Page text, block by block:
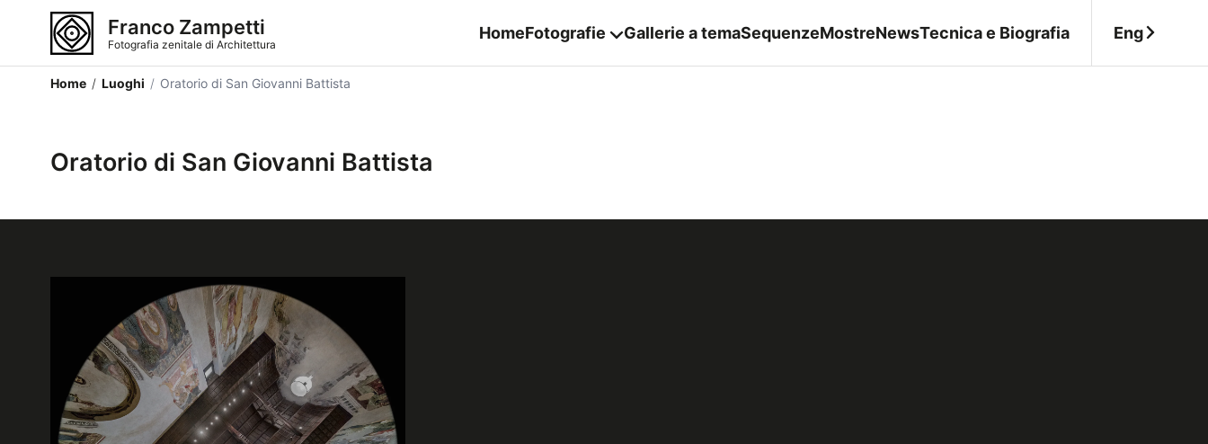
Franco Zampetti
Fotografia zenitale di Architettura
HomeFotografie Gallerie a temaSequenzeMostreNewsTecnica e Biografia Eng
Home / Luoghi / Oratorio di San Giovanni Battista
Oratorio di San Giovanni Battista